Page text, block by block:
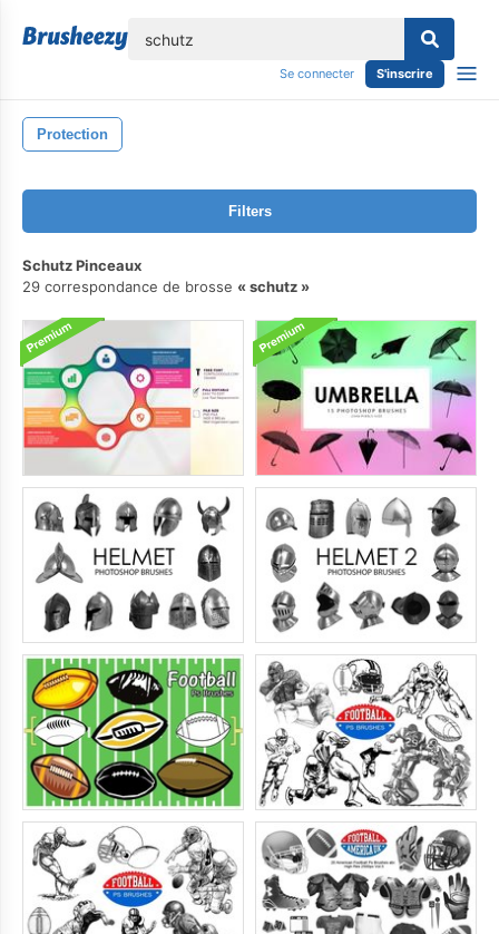
Se connecter S'inscrire
Protection
Filters
Schutz Pinceaux
29 correspondance de brosse
schutz